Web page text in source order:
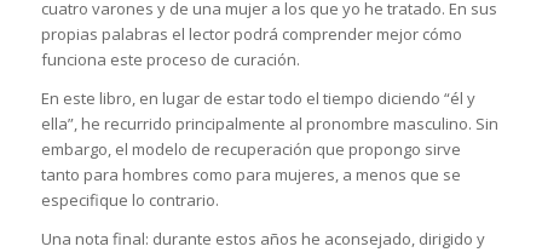
cuatro varones y de una mujer a los que yo he tratado. En sus
propias palabras el lector podrá comprender mejor cómo
funciona este proceso de curación.
En este libro, en lugar de estar todo el tiempo diciendo “él y
ella”, he recurrido principalmente al pronombre masculino. Sin
embargo, el modelo de recuperación que propongo sirve
tanto para hombres como para mujeres, a menos que se
especifique lo contrario.
Una nota final: durante estos años he aconsejado, dirigido y